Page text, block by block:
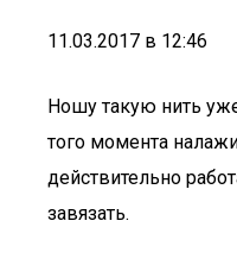
11.03.2017 в 12:46
Ношу такую нить
того момента
действительно
завязать.